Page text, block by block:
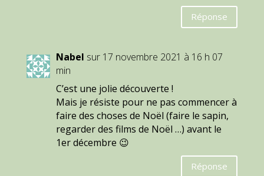
Réponse
Nabel sur 17 novembre 2021 à 16 h 07
min
C’est une jolie découverte !
Mais je résiste pour ne pas commencer à
faire des choses de Noël (faire le sapin,
regarder des films de Noël …) avant le
1er décembre 😉
Réponse